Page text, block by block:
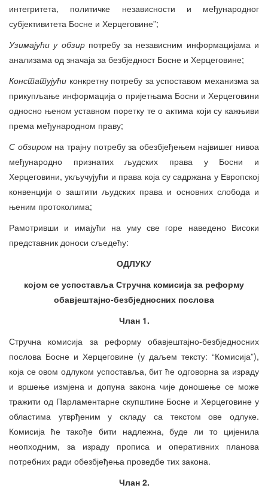
интегритета, политичке независности и међународног
субјективитета Босне и Херцеговине”;
Узимајући у обзир потребу за независним информацијама и
анализама од значаја за безбједност Босне и Херцеговине;
Констатујући конкретну потребу за успоставом механизма за
прикупљање информација о пријетњама Босни и Херцеговини
односно њеном уставном поретку те о актима који су кажњиви
према међународном праву;
С обзиром на трајну потребу за обезбјеђењем највишег нивоа
међународно признатих људских права у Босни и
Херцеговини, укључујући и права која су садржана у Европској
конвенцији о заштити људских права и основних слобода и
њеним протоколима;
Рамотривши и имајући на уму све горе наведено Високи
представник доноси сљедећу:
ОДЛУКУ
којом се успоставља Стручна комисија за реформу
обавјештајно-безбједносних послова
Члан 1.
Стручна комисија за реформу обавјештајно-безбједносних
послова Босне и Херцеговине (у даљем тексту: “Комисија”),
која се овом одлуком успоставља, бит ће одговорна за израду
и вршење измјена и допуна закона чије доношење се може
тражити од Парламентарне скупштине Босне и Херцеговине у
областима утврђеним у складу са текстом ове одлуке.
Комисија ће такође бити надлежна, буде ли то цијенила
неопходним, за израду прописа и оперативних планова
потребних ради обезбјеђења проведбе тих закона.
Члан 2.